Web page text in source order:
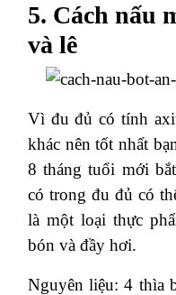
5. Cách nấu
và lê
Vì đu đủ có tính
khác nên tốt nhất
8 tháng tuổi mới
có trong đu đủ có
là một loại thực
bón và đầy hơi.
Nguyên liệu: 4 thìa